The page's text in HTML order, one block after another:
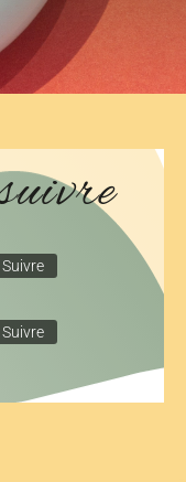
Suivre
Suivre